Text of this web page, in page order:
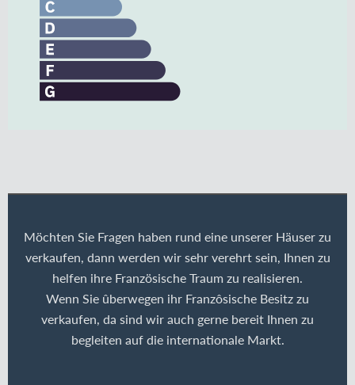
Möchten Sie Fragen haben rund eine unserer Häuser zu
verkaufen, dann werden wir sehr verehrt sein, Ihnen zu
helfen ihre Französische Traum zu realisieren.
Wenn Sie ûberwegen ihr Franzôsische Besitz zu
verkaufen, da sind wir auch gerne bereit Ihnen zu
begleiten auf die internationale Markt.